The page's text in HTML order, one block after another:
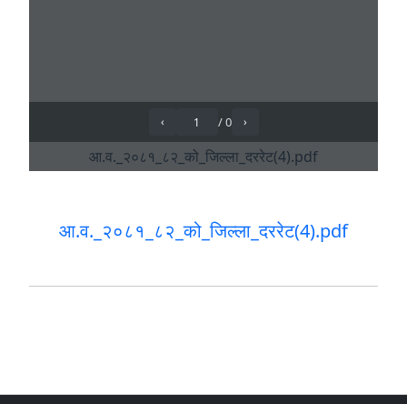
आ.व._२०८१_८२_को_जिल्ला_दररेट(4).pdf